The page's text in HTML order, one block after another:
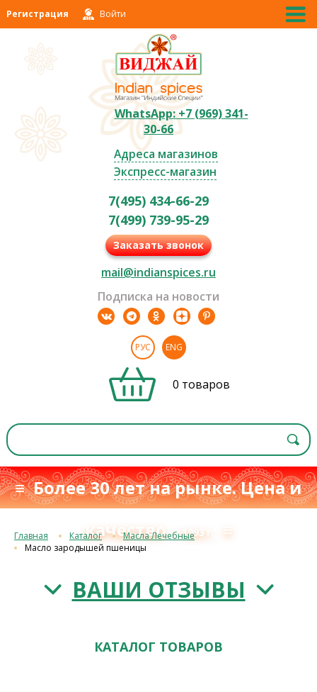
Регистрация Войти
WhatsApp: +7 (969) 341-
30-66
Адреса магазинов
Экспресс-магазин
7(495) 434-66-29
7(499) 739-95-29
Заказать звонок
mail@indianspices.ru
Подписка на новости
РУС ENG
0 товаров
≡ Более 30 лет на рынке. Цена и
качествос 1993 г. ≡
Главная Каталог
Масла Лечебные
Масло зародышей пшеницы
ВАШИ ОТЗЫВЫ
КАТАЛОГ ТОВАРОВ